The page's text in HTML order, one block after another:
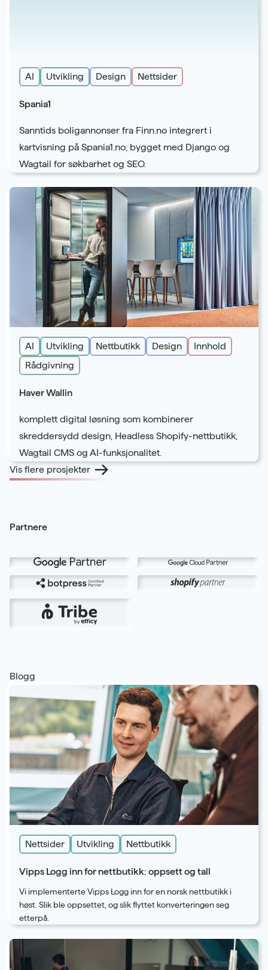
AI Utvikling Design Nettsider
Spania1
Sanntids boligannonser fra Finn.no integrert i
kartvisning på Spania1.no, bygget med Django og
Wagtail for søkbarhet og SEO.
AI Utvikling Nettbutikk Design
Innhold
Rådgivning
Haver Wallin
komplett digital løsning som kombinerer
skreddersydd design, Headless Shopify-nettbutikk,
Wagtail CMS og AI-funksjonalitet.
Vis flere prosjekter
Partnere
Blogg
Nettsider Utvikling Nettbutikk
Vipps Logg inn for nettbutikk: oppsett og tall
Vi implementerte Vipps Logg inn for en norsk nettbutikk i
høst. Slik ble oppsettet, og slik flyttet konverteringen seg
etterpå.